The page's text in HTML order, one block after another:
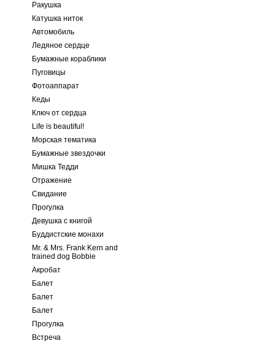
Ракушка
Катушка ниток
Автомобиль
Ледяное сердце
Бумажные кораблики
Пуговицы
Фотоаппарат
Кеды
Ключ от сердца
Life is beautiful!
Морская тематика
Бумажные звездочки
Мишка Тедди
Отражение
Свидание
Прогулка
Девушка с книгой
Буддистские монахи
Mr. & Mrs. Frank Kern and
trained dog Bobbie
Акробат
Балет
Балет
Балет
Прогулка
Встреча